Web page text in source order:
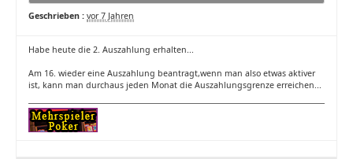
Geschrieben : vor 7 Jahren
Habe heute die 2. Auszahlung erhalten...
Am 16. wieder eine Auszahlung beantragt,wenn man also etwas aktiver
ist, kann man durchaus jeden Monat die Auszahlungsgrenze erreichen...